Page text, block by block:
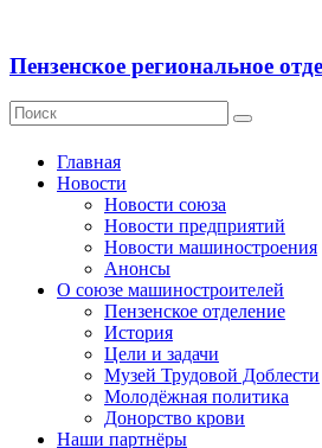
Пензенское региональное
Главная
Новости
Новости союза
Новости предприятий
Новости машиностроения
Анонсы
О союзе машиностроителей
Пензенское отделение
История
Цели и задачи
Музей Трудовой Доблести
Молодёжная политика
Донорство крови
Наши партнёры